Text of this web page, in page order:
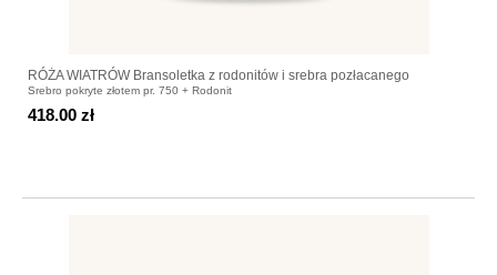
RÓŻA WIATRÓW Bransoletka z rodonitów i srebra pozłacanego
Srebro pokryte złotem pr. 750 + Rodonit
418.00 zł